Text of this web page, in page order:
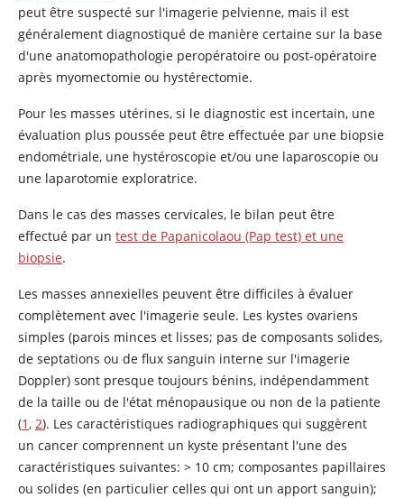
peut être suspecté sur l'imagerie pelvienne, mais il est
généralement diagnostiqué de manière certaine sur la base
d'une anatomopathologie peropératoire ou post-opératoire
après myomectomie ou hystérectomie.
Pour les masses utérines, si le diagnostic est incertain, une
évaluation plus poussée peut être effectuée par une biopsie
endométriale, une hystéroscopie et/ou une laparoscopie ou
une laparotomie exploratrice.
Dans le cas des masses cervicales, le bilan peut être
effectué par un test de Papanicolaou (Pap test) et une
biopsie.
Les masses annexielles peuvent être difficiles à évaluer
complètement avec l'imagerie seule. Les kystes ovariens
simples (parois minces et lisses; pas de composants solides,
de septations ou de flux sanguin interne sur l'imagerie
Doppler) sont presque toujours bénins, indépendamment
de la taille ou de l'état ménopausique ou non de la patiente
(1, 2). Les caractéristiques radiographiques qui suggèrent
un cancer comprennent un kyste présentant l'une des
caractéristiques suivantes: > 10 cm; composantes papillaires
ou solides (en particulier celles qui ont un apport sanguin);